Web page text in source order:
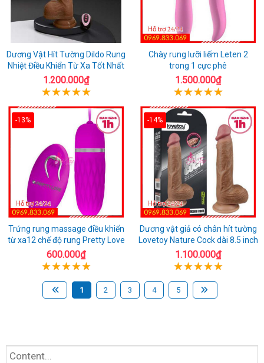
Dương Vật Hít Tường Dildo Rung
Nhiệt Điều Khiển Từ Xa Tốt Nhất
1.200.000₫
Chày rung lưỡi liếm Leten 2
trong 1 cực phê
1.500.000₫
-13%
Trứng rung massage điều khiển
từ xa12 chế độ rung Pretty Love
600.000₫
-14%
Dương vật giả có chân hít tường
Lovetoy Nature Cock dài 8.5 inch
1.100.000₫
1 2 3 4 5